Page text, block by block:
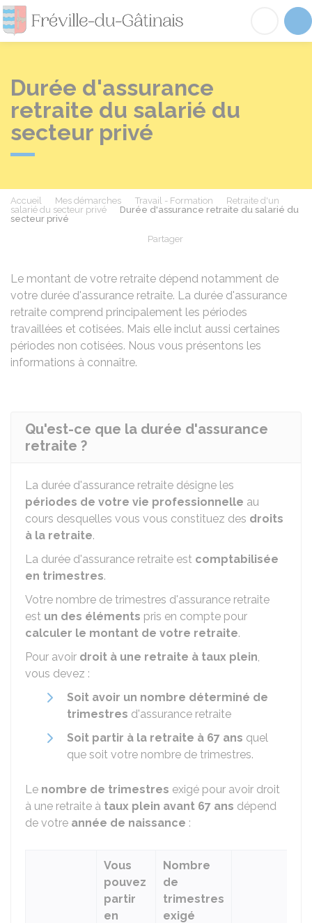
Fréville-du-
Durée d'assurance
retraite du salarié du
secteur privé
Accueil Mes démarches Travail - Formation
Retraite d'un
salarié du secteur privé
Durée d'assurance retraite du salarié du
secteur privé
Partager
Le montant de votre retraite dépend notamment de
votre durée d'assurance retraite. La durée d'assurance
retraite comprend principalement les périodes
travaillées et cotisées. Mais elle inclut aussi certaines
périodes non cotisées. Nous vous présentons les
informations à connaître.
Qu'est-ce que la durée d'assurance
retraite ?
La durée d'assurance retraite désigne les
périodes de votre vie professionnelle au
cours desquelles vous vous constituez des droits
à la retraite.
La durée d'assurance retraite est comptabilisée
en trimestres.
Votre nombre de trimestres d'assurance retraite
est un des éléments pris en compte pour
calculer le montant de votre retraite.
Pour avoir droit à une retraite à taux plein,
vous devez :
Soit avoir un nombre déterminé de
trimestres d'assurance retraite
Soit partir à la retraite à 67 ans quel
que soit votre nombre de trimestres.
Le nombre de trimestres exigé pour avoir droit
à une retraite à taux plein avant 67 ans dépend
de votre année de naissance :
Vous
pouvez
partir
en
Nombre
de
trimestres
exigé